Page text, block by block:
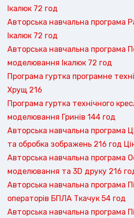
Ікалюк 72 год
Авторська навчальна програма
Ікалюк 72 год
Авторська навчальна програма
моделювання Ікалюк 72 год
Програма гуртка програмне
Хрущ 216
Програма гуртка технічного
моделювання Гринів 144 год
Авторська навчальна програма
та обробка зображень 216 год
Авторська навчальна програма
моделювання та 3D друку 216
Авторська навчальна програма
операторів БПЛА Ткачук 54 год
Авторська навчальна програма